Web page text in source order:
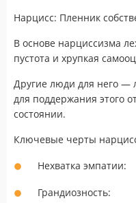
Нарцисс: Пленник
В основе нарциссизма
пустота и хрупкая
Другие люди для него —
для поддержания этого
состоянии.
Ключевые черты
Нехватка эмпатии:
Грандиозность: